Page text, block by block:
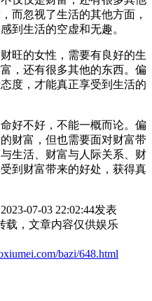
而忽视了生活的其他方面，
到生活的空虚和无趣。
旺的女性，需要有良好的生
，还有很多其他的东西。偏
度，才能真正享受到生活的
好不好，不能一概而论。偏
财富，但也需要面对财富带
生活、财富与人际关系、财
到财富带来的好处，获得真
07-03 22:02:44发表
载，文章内容仅供娱乐
bazi/648.html